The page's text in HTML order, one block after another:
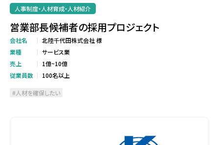
人事制度・人材育成・人材紹介
営業部長候補者の採用プロジェクト
会社名
北陸千代田株式会社 様
業種
サービス業
売上
1億~10億
従業員数
100名以上
人材を確保したい